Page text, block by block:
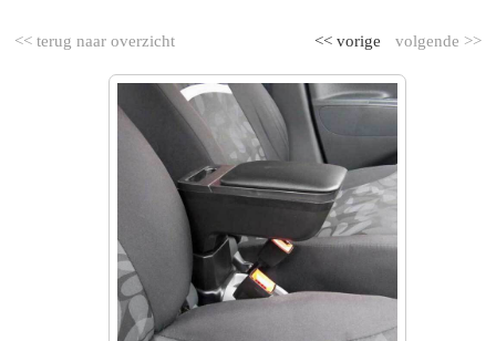
<< terug naar overzicht volgende >>
<< vorige